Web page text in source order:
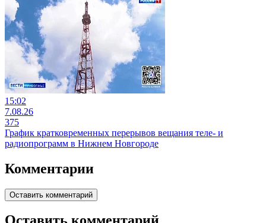
15:02
7.08.26
375
График кратковременных перерывов вещания теле- и
радиопрограмм в Нижнем Новгороде
Комментарии
Оставить комментарий